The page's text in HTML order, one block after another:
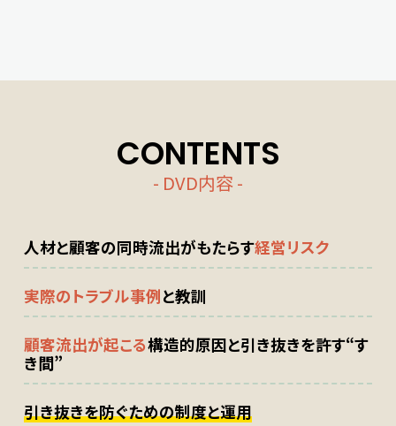
CONTENTS
- DVD内容 -
人材と顧客の同時流出がもたらす経営リスク
実際のトラブル事例と教訓
顧客流出が起こる構造的原因と引き抜きを許す“す
き間”
引き抜きを防ぐための制度と運用